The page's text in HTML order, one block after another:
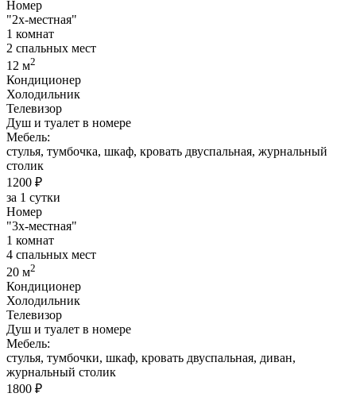
Номер
"2х-местная"
1 комнат
2 спальных мест
12 м2
Кондиционер
Холодильник
Телевизор
Душ и туалет в номере
Мебель:
стулья, тумбочка, шкаф, кровать двуспальная, журнальный
столик
1200 ₽
за 1 сутки
Номер
"3х-местная"
1 комнат
4 спальных мест
20 м2
Кондиционер
Холодильник
Телевизор
Душ и туалет в номере
Мебель:
стулья, тумбочки, шкаф, кровать двуспальная, диван,
журнальный столик
1800 ₽